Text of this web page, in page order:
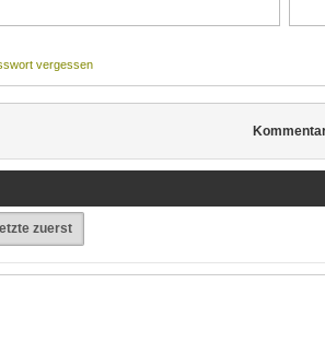
vergessen
zuerst